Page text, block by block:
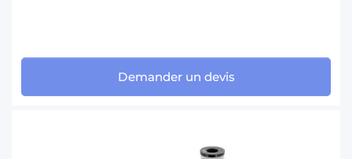
Demander un devis